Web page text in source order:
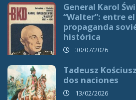
General Karol
“Walter”: entre
propaganda
histórica
30/07/2026
Tadeusz
dos naciones
13/02/2026